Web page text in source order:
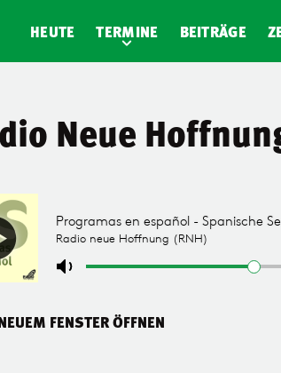
HEUTE TERMINE BEITRÄGE
Neue
FENSTER ÖFFNEN